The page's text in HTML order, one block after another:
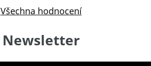
Všechna hodnocení
Newsletter